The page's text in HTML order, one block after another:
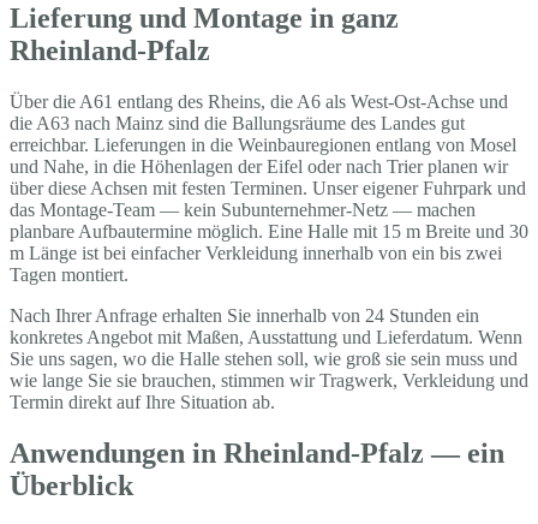
Lieferung und Montage in ganz
Rheinland-Pfalz
Über die A61 entlang des Rheins, die A6 als West-Ost-Achse und
die A63 nach Mainz sind die Ballungsräume des Landes gut
erreichbar. Lieferungen in die Weinbauregionen entlang von Mosel
und Nahe, in die Höhenlagen der Eifel oder nach Trier planen wir
über diese Achsen mit festen Terminen. Unser eigener Fuhrpark und
das Montage-Team — kein Subunternehmer-Netz — machen
planbare Aufbautermine möglich. Eine Halle mit 15 m Breite und 30
m Länge ist bei einfacher Verkleidung innerhalb von ein bis zwei
Tagen montiert.
Nach Ihrer Anfrage erhalten Sie innerhalb von 24 Stunden ein
konkretes Angebot mit Maßen, Ausstattung und Lieferdatum. Wenn
Sie uns sagen, wo die Halle stehen soll, wie groß sie sein muss und
wie lange Sie sie brauchen, stimmen wir Tragwerk, Verkleidung und
Termin direkt auf Ihre Situation ab.
Anwendungen in Rheinland-Pfalz — ein
Überblick